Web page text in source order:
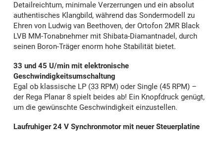
Detailreichtum, minimale Verzerrungen und ein absolut
authentisches Klangbild, während das Sondermodell zu
Ehren von Ludwig van Beethoven, der Ortofon 2MR Black
LVB MM-Tonabnehmer mit Shibata-Diamantnadel, durch
seinen Boron-Träger enorm hohe Stabilität bietet.
33 und 45 U/min mit elektronische
Geschwindigkeitsumschaltung
Egal ob klassische LP (33 RPM) oder Single (45 RPM) –
der Rega Planar 8 spielt beides ab! Ein Knopfdruck genügt,
um die gewünschte Geschwindigkeit einzustellen.
Laufruhiger 24 V Synchronmotor mit neuer Steuerplatine